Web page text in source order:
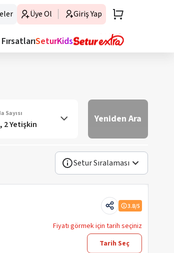
Üye Ol Giriş Yap
SeturKids
Sayısı
2 Yetişkin Yeniden Ara
Setur Sıralaması
3.8/5
Fiyatı görmek için tarih seçiniz
Tarih Seç